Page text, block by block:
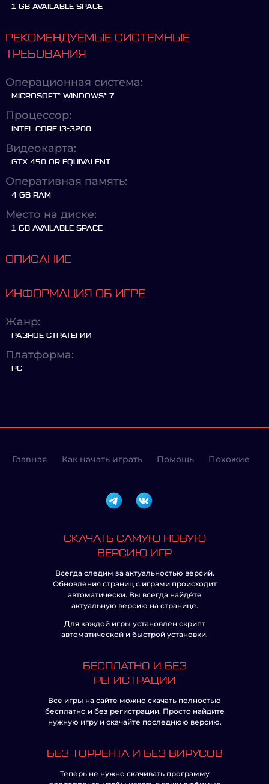
1 GB AVAILABLE SPACE
РЕКОМЕНДУЕМЫЕ СИСТЕМНЫЕ
ТРЕБОВАНИЯ
Операционная система:
MICROSOFT® WINDOWS® 7
Процессор:
INTEL CORE I3-3200
Видеокарта:
GTX 450 OR EQUIVALENT
Оперативная память:
4 GB RAM
Место на диске:
1 GB AVAILABLE SPACE
ОПИСАНИЕ
ИНФОРМАЦИЯ ОБ ИГРЕ
Жанр:
РАЗНОЕ СТРАТЕГИИ
Платформа:
PC
Главная Как начать играть Помощь Похожие
СКАЧАТЬ САМУЮ НОВУЮ
ВЕРСИЮ ИГР
Всегда следим за актуальностью версий.
Обновления страниц с играми происходит
автоматически. Вы всегда найдёте
актуальную версию на странице.
Для каждой игры установлен скрипт
автоматической и быстрой установки.
БЕСПЛАТНО И БЕЗ
РЕГИСТРАЦИИ
Все игры на сайте можно скачать полностью
бесплатно и без регистрации. Просто найдите
нужную игру и скачайте последнюю версию.
БЕЗ ТОРРЕНТА И БЕЗ ВИРУСОВ
Теперь не нужно скачивать программу